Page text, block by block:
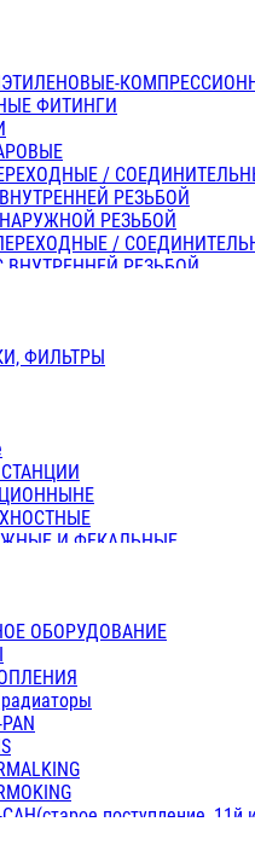
ФИТИНГИ
/
РЕЗЬБОЙ
РЕЗЬБОЙ
/
РЕЗЬБОЙ
РЕЗЬБОЙ
ПЕРЕХОДНЫЕ /
С ВНУТРЕННЕЙ РЕЗЬБОЙ
ДВУХСЛ.
ФИЛЬТРЫ
И ФЕКАЛЬНЫЕ
и ЦИРКУЛЯЦИОННЫЕ
ОБОРУДОВАНИЕ
поступление, 11й